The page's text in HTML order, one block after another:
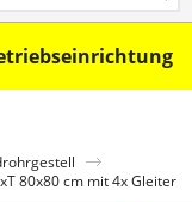
80x80 cm mit 4x Gleiter